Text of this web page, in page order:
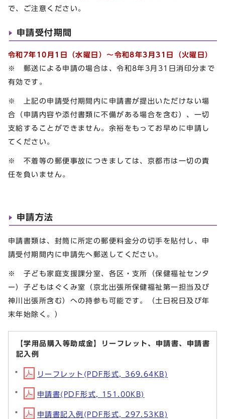
で、ご注意ください。
申請受付期間
令和7年10月1日（水曜日）～令和8年3月31日（火曜日）
※ 郵送による申請の場合は、令和8年3月31日消印分まで
有効です。
※ 上記の申請受付期間内に申請書が提出いただけない場
合（申請内容や添付書類に不備がある場合を含む）、一切
支給することができません。余裕をもってお早めに申請し
てください。
※ 不着等の郵便事故につきましては、京都市は一切の責
任を負いません。
申請方法
申請書類は、封筒に所定の郵便料金分の切手を貼付し、申
請受付期間内に申請先へ郵送してください。
※ 子ども家庭支援課分室、各区・支所（保健福祉センタ
ー）子どもはぐくみ室（京北出張所保健福祉第一担当及び
神川出張所含む）への持参も可能です。（土日祝日及び年
末年始除く。）
【学用品購入等助成金】リーフレット、申請書、申請書
記入例
リーフレット(PDF形式, 369.64KB)
申請書(PDF形式, 151.00KB)
申請書記入例(PDF形式, 297.53KB)